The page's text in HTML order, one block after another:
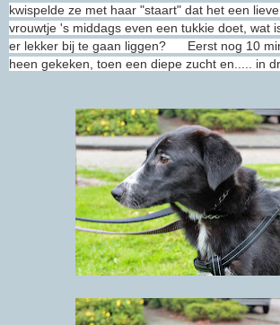
kwispelde ze met haar "staart" dat het een li
vrouwtje 's middags even een tukkie doet, wat
er lekker bij te gaan liggen?
Eerst nog 10
heen gekeken, toen een diepe zucht en..... in